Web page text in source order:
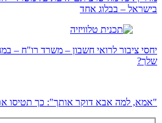
בישראל – בבלוג אחד
יחסי ציבור לרואי חשבון – משרד רו"ח –
שלך?
"אמא, למה אבא דוקר אותך": כך תטיסו